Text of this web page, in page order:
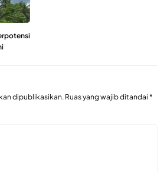
dipublikasikan. Ruas yang wajib ditandai *